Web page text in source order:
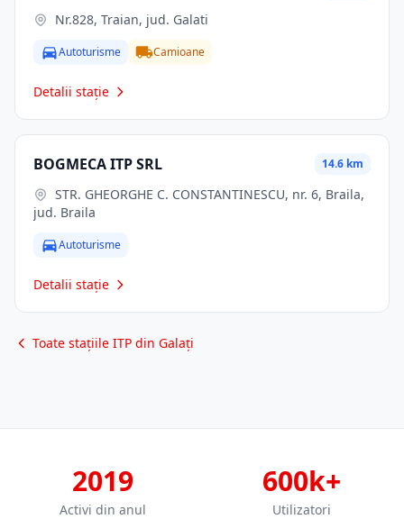
Nr.828, Traian, jud. Galati
Autoturisme Camioane
Detalii stație
BOGMECA ITP SRL 14.6 km
jud. Braila
Autoturisme
Detalii stație
Toate stațiile ITP din Galați
2019
Activi din anul
600k+
Utilizatori